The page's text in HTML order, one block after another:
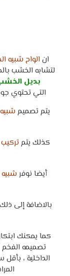
ان الواح شبيه
لتشابه الخشب
بديل
التي تحتوي
يتم تصميم
كذلك يتم
أيضا نوفر
بالاضافة إلى
كما يمكنك
تصميمه الفخم
الداخلية ،